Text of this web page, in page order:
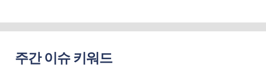
주간 이슈 키워드